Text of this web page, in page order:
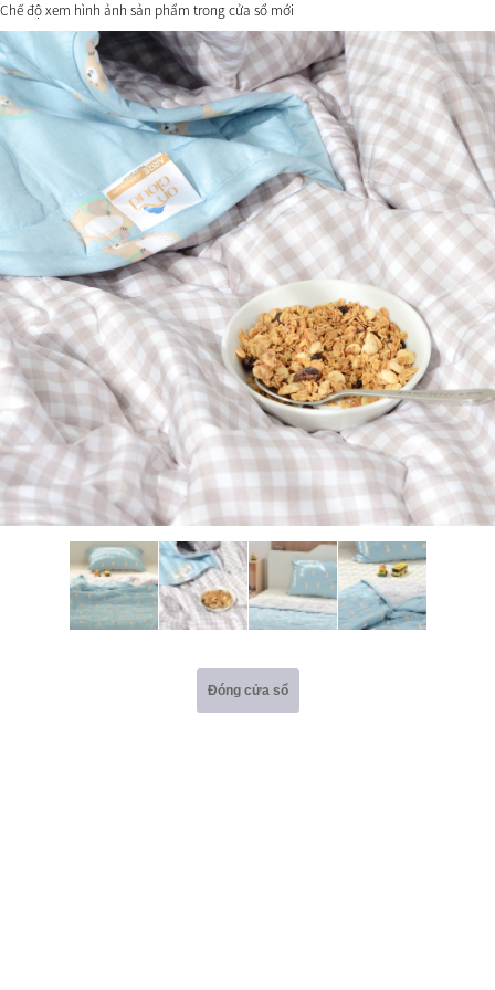
Chế độ xem hình ảnh sản phẩm trong cửa sổ mới
Đóng cửa sổ